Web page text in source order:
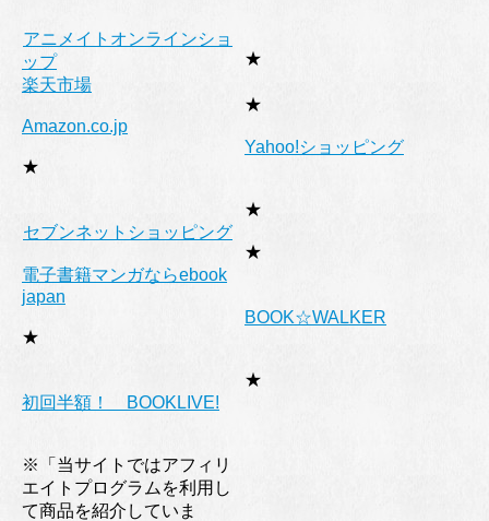
アニメイトオンラインショ
ップ
★
楽天市場
★
Amazon.co.jp
★
Yahoo!ショッピング
★
セブンネットショッピング
★
電子書籍マンガならebook
japan
★
BOOK☆WALKER
★
初回半額！ BOOKLIVE!
※「当サイトではアフィリ
エイトプログラムを利用し
て商品を紹介していま